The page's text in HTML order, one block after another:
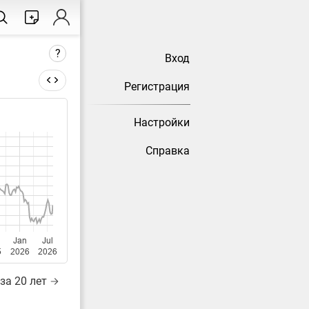
Вход
Регистрация
Настройки
Справка
?
Jan
2026
Jul
2026
20 лет